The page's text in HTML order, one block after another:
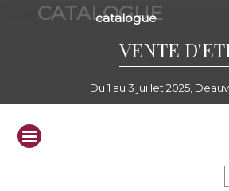
CATALOGUE
catalogue
VENTE
Du 1 au 3 juillet 2025,